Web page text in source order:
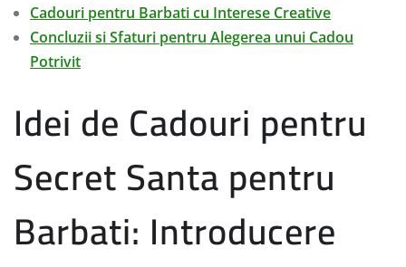
Cadouri pentru Barbati cu Interese Creative
Concluzii si Sfaturi pentru Alegerea unui Cadou
Potrivit
Idei de Cadouri pentru
Secret Santa pentru
Barbati: Introducere